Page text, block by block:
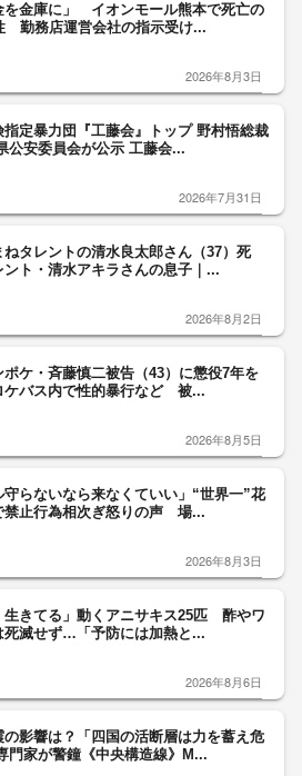
を金庫に」 イオンモール熊本で死亡の
勤務店運営会社の指示受け...
2026年8月3日
指定暴力団『工藤会』トップ 野村悟総裁
公安委員会が公示 工藤会...
2026年7月31日
ねタレントの清水良太郎さん（37）死
ト・清水アキラさんの息子｜...
2026年8月2日
ポケ・斉藤慎二被告（43）に懲役7年を
バス内で性的暴行など 被...
2026年8月5日
守らないなら来なくていい」“世界一”花
禁止行為相次ぎ怒りの声 場...
2026年8月3日
生きてる」動くアニサキス25匹 酢やワ
死滅せず…「予防には加熱と...
2026年8月6日
の影響は？「四国の活断層は力を蓄え危
門家が警鐘《中央構造線》M...